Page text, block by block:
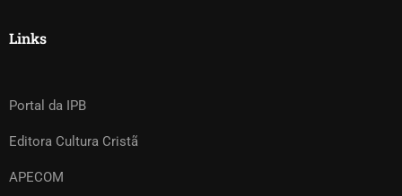
Links
Portal da IPB
Editora Cultura Cristã
APECOM